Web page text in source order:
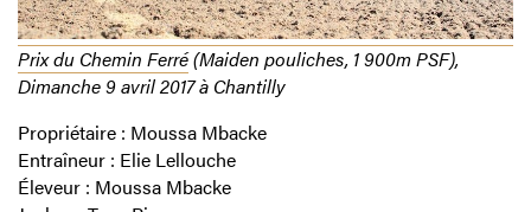
Prix du Chemin Ferré(Maiden pouliches, 1 900m PSF),
Dimanche 9 avril 2017 à Chantilly
Propriétaire : Moussa Mbacke
Entraîneur : Elie Lellouche
Éleveur : Moussa Mbacke